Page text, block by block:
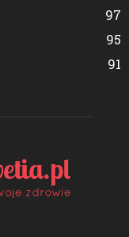
97
95
91